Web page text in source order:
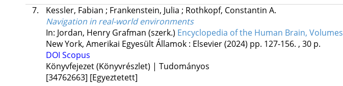
7.
Kessler, Fabian ; Frankenstein, Julia ; Rothkopf, Constantin A.
Navigation in real-world environments
In: Jordan, Henry Grafman (szerk.) Encyclopedia of the Human Brain,
New York, Amerikai Egyesült Államok : Elsevier(2024) pp. 127-156. , 30 p.
DOI Scopus
Könyvfejezet (Könyvrészlet) | Tudományos
[34762663] [Egyeztetett]